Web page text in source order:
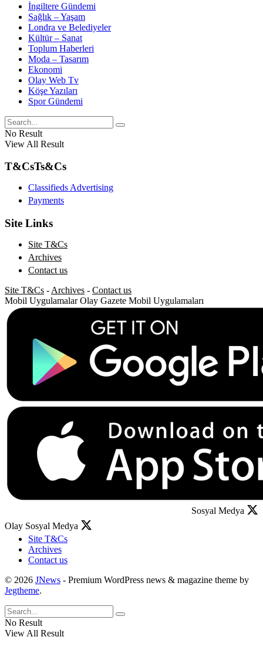
İngiltere Gündemi
Sağlık – Yaşam
Londra ve Belediyeler
Kültür – Sanat
Toplum Haberleri
Moda – Tasarım
Ekonomi
Olay Web Tv
Köşe Yazıları
Spor Gündemi
No Result
View All Result
T&CsTs&Cs
Classifieds Advertising
Payments
Site Links
Site T&Cs
Archives
Contact us
Site T&Cs - Archives - Contact us
Mobil Uygulamalar Olay Gazete Mobil Uygulamaları
Sosyal Medya
Olay Sosyal Medya
Site T&Cs
Archives
Contact us
© 2026 JNews - Premium WordPress news & magazine theme by
Jegtheme.
No Result
View All Result